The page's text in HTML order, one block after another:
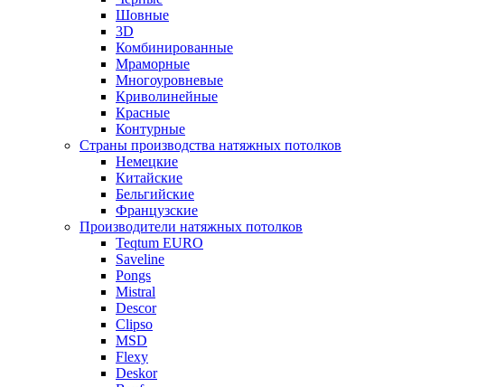
Шовные
3D
Комбинированные
Мраморные
Многоуровневые
Криволинейные
Красные
Контурные
Страны производства натяжных потолков
Немецкие
Китайские
Бельгийские
Французские
Производители натяжных потолков
Teqtum EURO
Saveline
Pongs
Mistral
Descor
Clipso
MSD
Flexy
Deskor